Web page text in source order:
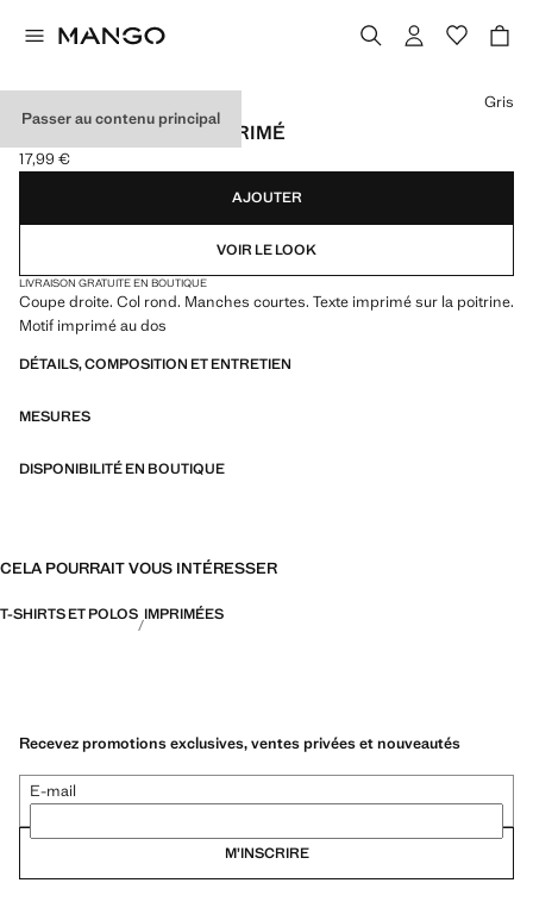
Passer au contenu principal
T-SHIRT EN COTON IMPRIMÉ
Prix actuel [17,99 € ]
17,99 €
Choisissez une couleur
Gris
AJOUTER
VOIR LE LOOK
LIVRAISON GRATUITE EN BOUTIQUE
Coupe droite. Col rond. Manches courtes. Texte imprimé sur la poitrine.
Motif imprimé au dos
DÉTAILS, COMPOSITION ET ENTRETIEN
MESURES
DISPONIBILITÉ EN BOUTIQUE
CELA POURRAIT VOUS INTÉRESSER
T-SHIRTS ET POLOS IMPRIMÉES
Recevez promotions exclusives, ventes privées et nouveautés
E-mail
M’INSCRIRE